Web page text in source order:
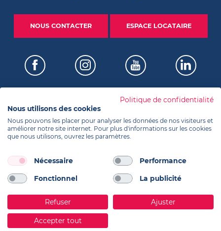
NOUS CONTACTER ESPACE LOCATAIRE
Certifications
Politique de confidentialité
Nous utilisons des cookies
Nous pouvons les placer pour analyser les données de nos visiteurs et
améliorer notre site internet. Pour plus d'informations sur les cookies
que nous utilisons, ouvrez les paramètres.
Nécessaire Performance
Fonctionnel La publicité
Refuser Ajuster
Accepter tout